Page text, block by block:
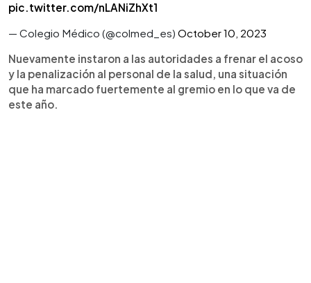
pic.twitter.com/nLANiZhXt1
— Colegio Médico (@colmed_es) October 10, 2023
Nuevamente instaron a las autoridades a frenar el acoso
y la penalización al personal de la salud, una situación
que ha marcado fuertemente al gremio en lo que va de
este año.